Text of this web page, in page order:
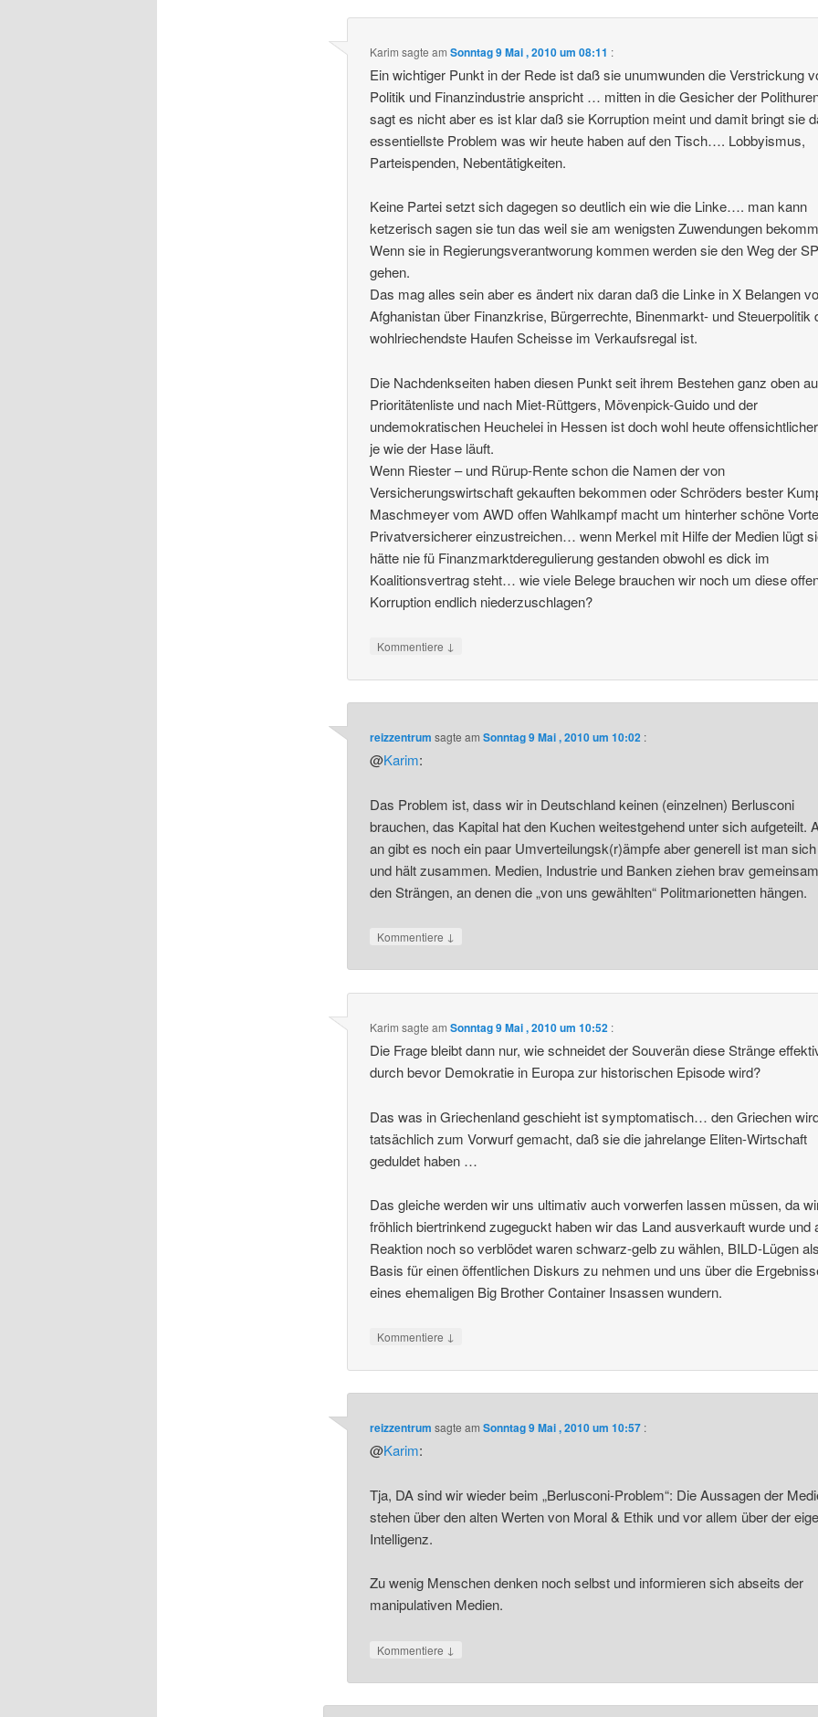
Karim sagte amSonntag 9 Mai , 2010 um 08:11 :
Ein wichtiger Punkt in der Rede ist daß sie unumwunden die Verstrickung
Politik und Finanzindustrie anspricht … mitten in die Gesicher der
sagt es nicht aber es ist klar daß sie Korruption meint und damit bringt sie
essentiellste Problem was wir heute haben auf den Tisch…. Lobbyismus,
Parteispenden, Nebentätigkeiten.
Keine Partei setzt sich dagegen so deutlich ein wie die Linke…. man kann
ketzerisch sagen sie tun das weil sie am wenigsten Zuwendungen
Wenn sie in Regierungsverantworung kommen werden sie den Weg der
gehen.
Das mag alles sein aber es ändert nix daran daß die Linke in X Belangen
Afghanistan über Finanzkrise, Bürgerrechte, Binenmarkt- und Steuerpolitik
wohlriechendste Haufen Scheisse im Verkaufsregal ist.
Die Nachdenkseiten haben diesen Punkt seit ihrem Bestehen ganz oben
Prioritätenliste und nach Miet-Rüttgers, Mövenpick-Guido und der
undemokratischen Heuchelei in Hessen ist doch wohl heute
je wie der Hase läuft.
Wenn Riester – und Rürup-Rente schon die Namen der von
Versicherungswirtschaft gekauften bekommen oder Schröders bester
Maschmeyer vom AWD offen Wahlkampf macht um hinterher schöne
Privatversicherer einzustreichen… wenn Merkel mit Hilfe der Medien lügt
hätte nie fü Finanzmarktderegulierung gestanden obwohl es dick im
Koalitionsvertrag steht… wie viele Belege brauchen wir noch um diese
Korruption endlich niederzuschlagen?
Kommentiere ↓
reizzentrum sagte amSonntag 9 Mai , 2010 um 10:02 :
@Karim:
Das Problem ist, dass wir in Deutschland keinen (einzelnen) Berlusconi
brauchen, das Kapital hat den Kuchen weitestgehend unter sich aufgeteilt.
an gibt es noch ein paar Umverteilungsk(r)ämpfe aber generell ist man
und hält zusammen. Medien, Industrie und Banken ziehen brav
den Strängen, an denen die „von uns gewählten“ Politmarionetten hängen.
Kommentiere ↓
Karim sagte amSonntag 9 Mai , 2010 um 10:52 :
Die Frage bleibt dann nur, wie schneidet der Souverän diese Stränge
durch bevor Demokratie in Europa zur historischen Episode wird?
Das was in Griechenland geschieht ist symptomatisch… den Griechen
tatsächlich zum Vorwurf gemacht, daß sie die jahrelange Eliten-Wirtschaft
geduldet haben …
Das gleiche werden wir uns ultimativ auch vorwerfen lassen müssen, da
fröhlich biertrinkend zugeguckt haben wir das Land ausverkauft wurde und
Reaktion noch so verblödet waren schwarz-gelb zu wählen, BILD-Lügen
Basis für einen öffentlichen Diskurs zu nehmen und uns über die
eines ehemaligen Big Brother Container Insassen wundern.
Kommentiere ↓
reizzentrum sagte amSonntag 9 Mai , 2010 um 10:57 :
@Karim:
Tja, DA sind wir wieder beim „Berlusconi-Problem“: Die Aussagen der
stehen über den alten Werten von Moral & Ethik und vor allem über der
Intelligenz.
Zu wenig Menschen denken noch selbst und informieren sich abseits der
manipulativen Medien.
Kommentiere ↓